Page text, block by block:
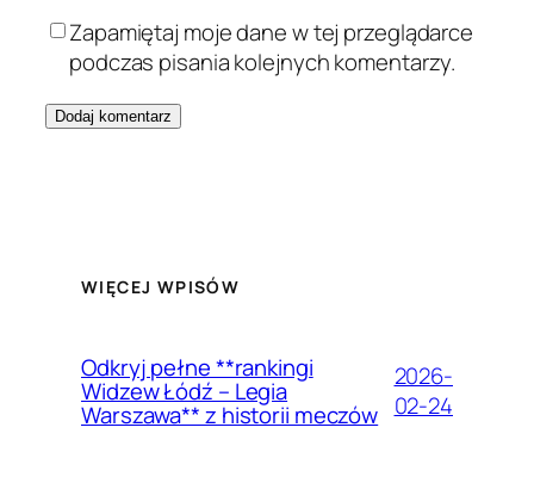
Zapamiętaj moje dane w tej przeglądarce
podczas pisania kolejnych komentarzy.
WIĘCEJ WPISÓW
Odkryj pełne **rankingi
Widzew Łódź – Legia
Warszawa** z historii meczów
2026-
02-24